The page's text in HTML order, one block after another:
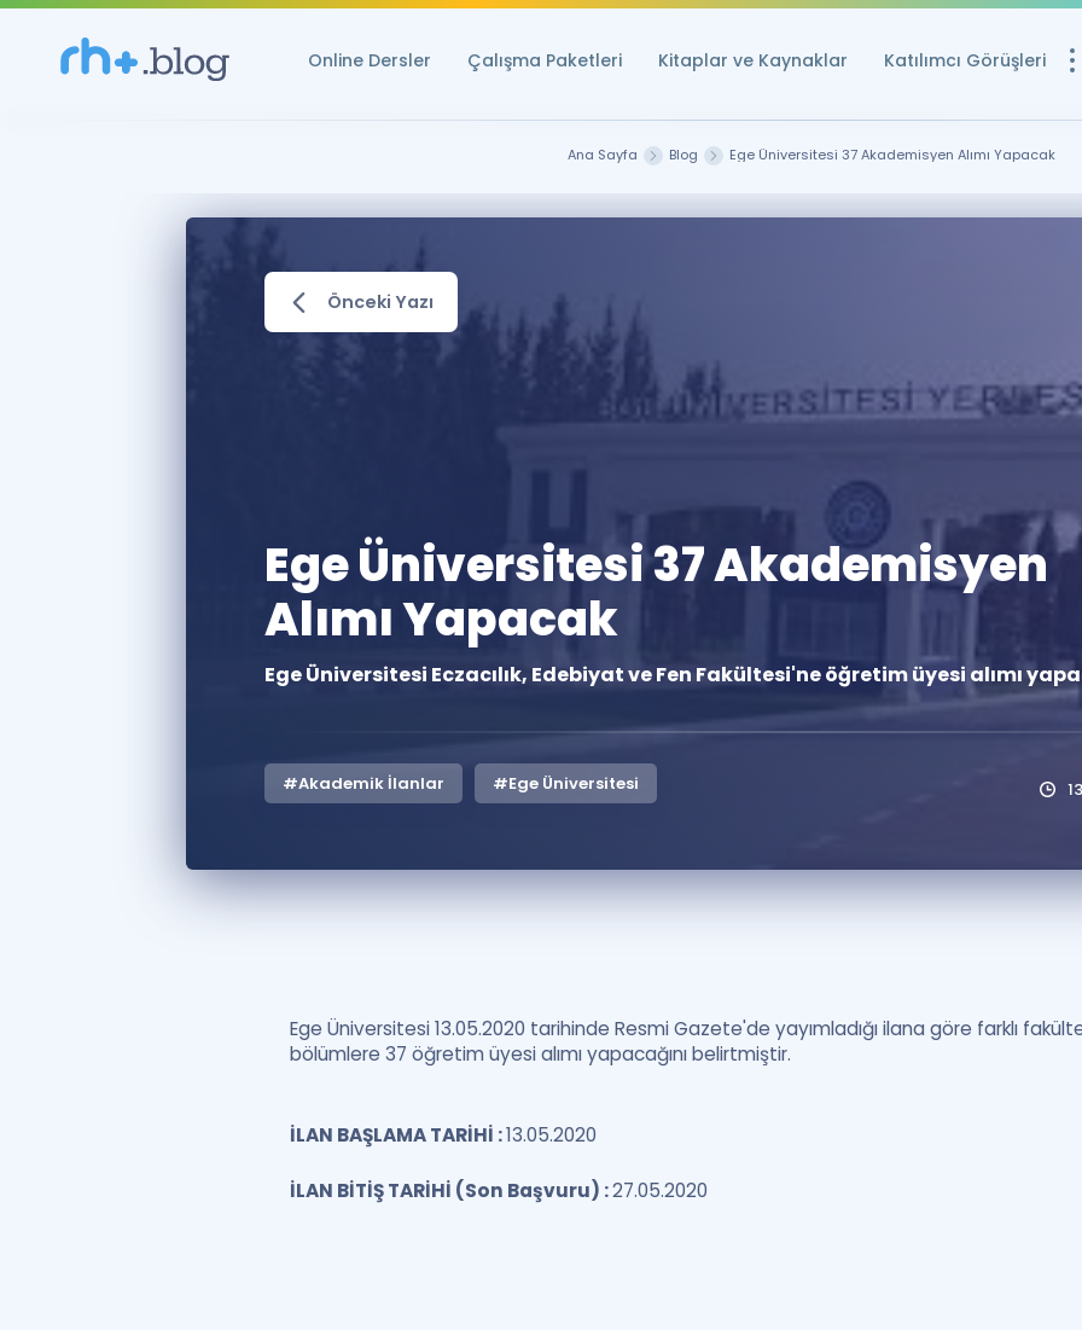
Online Dersler Çalışma Paketleri Kitaplar ve Kaynaklar Katılımcı Görüşleri
Ücretsiz
Rehberlik Aracı
Tüm ÖSYM
Kampanyalar
Eğitim ve
Blog
YDS - YÖKDİL
İngilizce
Ana Sayfa Blog Ege Üniversitesi 37 Akademisyen Alımı Yapacak
Önceki Yazı
Ege Üniversitesi 37 Akademisyen
Alımı Yapacak
Ege Üniversitesi Eczacılık, Edebiyat ve Fen Fakültesi'ne öğretim üyesi alımı
#Akademik İlanlar #Ege Üniversitesi
Ege Üniversitesi 13.05.2020 tarihinde Resmi Gazete'de yayımladığı ilana göre farklı
bölümlere 37 öğretim üyesi alımı yapacağını belirtmiştir.
İLAN BAŞLAMA TARİHİ :13.05.2020
İLAN BİTİŞ TARİHİ (Son Başvuru) :27.05.2020